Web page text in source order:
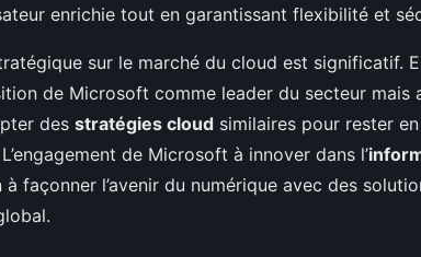
enrichie tout en garantissant flexibilité et
sur le marché du cloud est significatif.
de Microsoft comme leader du secteur mais
des stratégies cloud similaires pour rester
de Microsoft à innover dans l’
façonner l’avenir du numérique avec des